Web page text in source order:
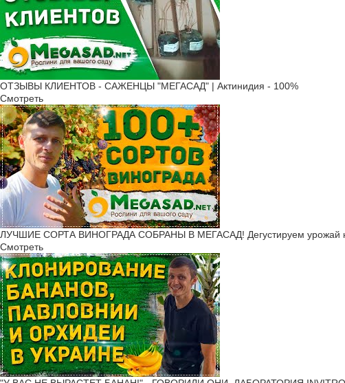
ОТЗЫВЫ КЛИЕНТОВ - САЖЕНЦЫ "МЕГАСАД" | Актинидия - 100%
Смотреть
ЛУЧШИЕ СОРТА ВИНОГРАДА СОБРАНЫ В МЕГАСАД! Дегустируем
Смотреть